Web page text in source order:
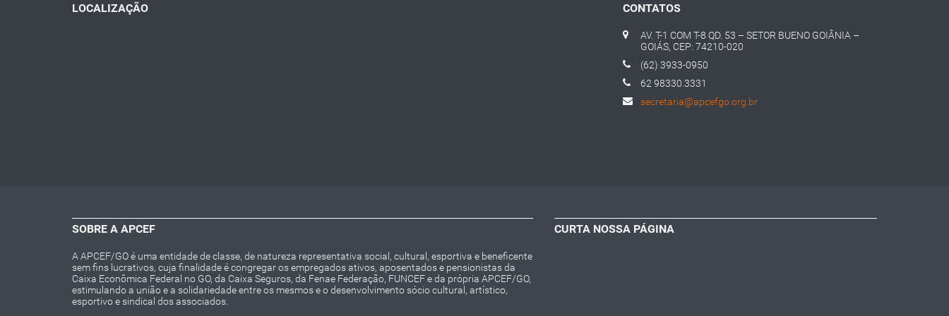
LOCALIZAÇÃO CONTATOS
AV. T-1 COM T-8 QD. 53 – SETOR BUENO GOIÂNIA –
GOIÁS, CEP: 74210-020
(62) 3933-0950
62 98330.3331
secretaria@apcefgo.org.br
SOBRE A APCEF
A APCEF/GO é uma entidade de classe, de natureza representativa social, cultural, esportiva e beneficente
sem fins lucrativos, cuja finalidade é congregar os empregados ativos, aposentados e pensionistas da
Caixa Econômica Federal no GO, da Caixa Seguros, da Fenae Federação, FUNCEF e da própria APCEF/GO,
estimulando a união e a solidariedade entre os mesmos e o desenvolvimento sócio cultural, artístico,
esportivo e sindical dos associados.
CURTA NOSSA PÁGINA